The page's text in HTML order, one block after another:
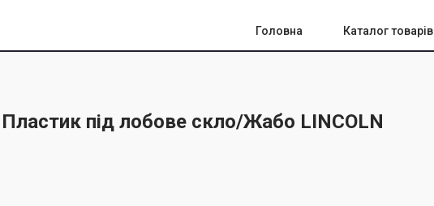
Головна Каталог товарів
Пластик під лобове скло/Жабо LINCOLN